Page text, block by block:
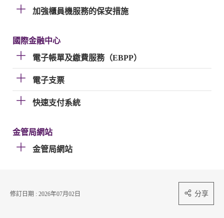
加強櫃員機服務的保安措施
國際金融中心
電子帳單及繳費服務（EBPP）
電子支票
快速支付系統
金管局網站
金管局網站
修訂日期 : 2026年07月02日 分享